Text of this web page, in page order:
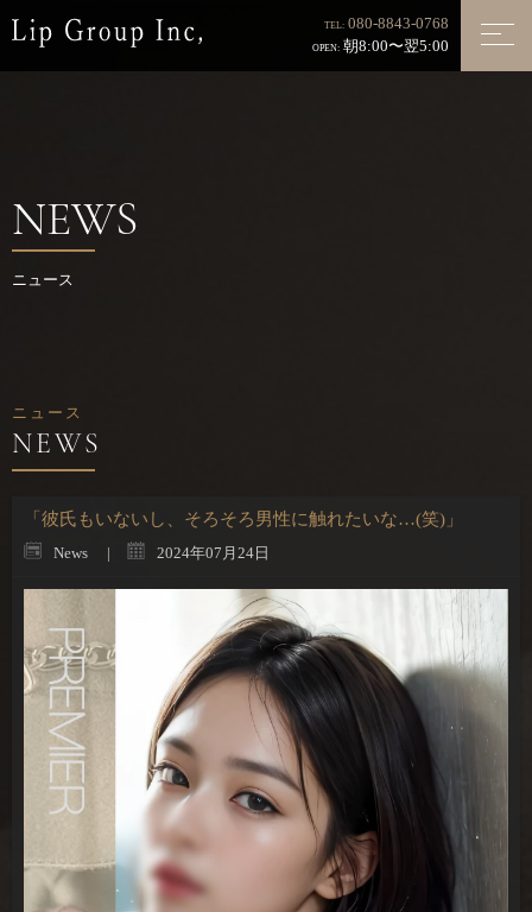
TEL: 080-8843-0768
OPEN: 朝8:00〜翌5:00
NEWS
ニュース
ニュース
「彼氏もいないし、そろそろ男性に触れたいな…(笑)」
News 2024年07月24日